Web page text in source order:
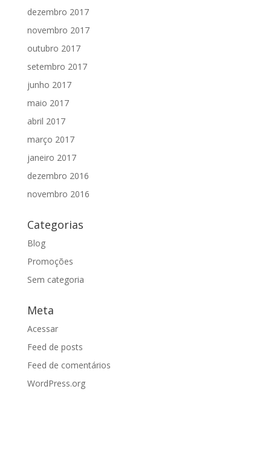
dezembro 2017
novembro 2017
outubro 2017
setembro 2017
junho 2017
maio 2017
abril 2017
março 2017
janeiro 2017
dezembro 2016
novembro 2016
Categorias
Blog
Promoções
Sem categoria
Meta
Acessar
Feed de posts
Feed de comentários
WordPress.org